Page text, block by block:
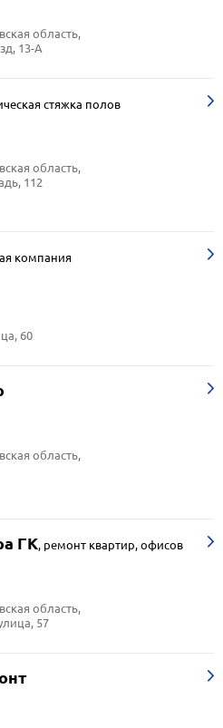
область,
13-А
стяжка полов
область,
112
компания
60
область,
ГК, ремонт квартир, офисов
область,
57